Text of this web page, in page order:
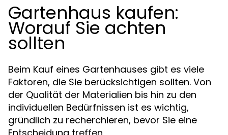
Gartenhaus kaufen:
Worauf Sie achten
sollten
Beim Kauf eines Gartenhauses gibt es viele
Faktoren, die Sie berücksichtigen sollten. Von
der Qualität der Materialien bis hin zu den
individuellen Bedürfnissen ist es wichtig,
gründlich zu recherchieren, bevor Sie eine